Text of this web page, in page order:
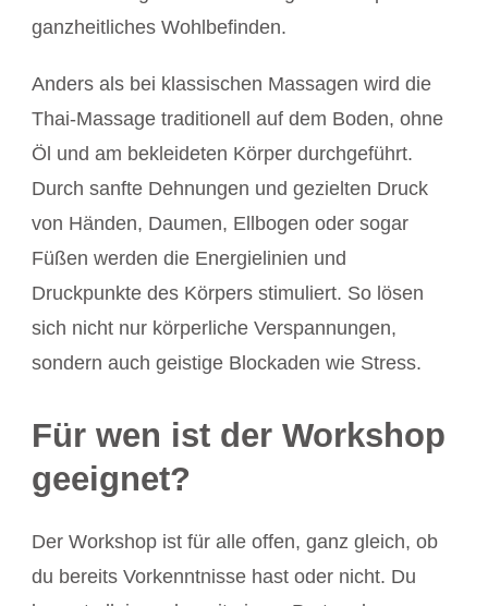
ganzheitliches Wohlbefinden.
Anders als bei klassischen Massagen wird die
Thai-Massage traditionell auf dem Boden, ohne
Öl und am bekleideten Körper durchgeführt.
Durch sanfte Dehnungen und gezielten Druck
von Händen, Daumen, Ellbogen oder sogar
Füßen werden die Energielinien und
Druckpunkte des Körpers stimuliert. So lösen
sich nicht nur körperliche Verspannungen,
sondern auch geistige Blockaden wie Stress.
Für wen ist der Workshop
geeignet?
Der Workshop ist für alle offen, ganz gleich, ob
du bereits Vorkenntnisse hast oder nicht. Du